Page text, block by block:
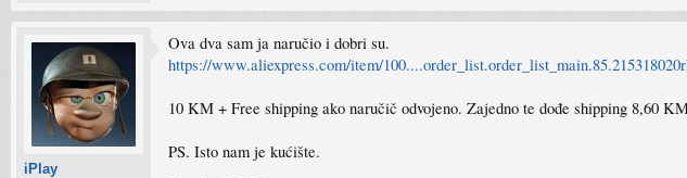
iPlay
Ova dva sam ja naručio i dobri su.
https://www.aliexpress.com/item/
10 KM + Free shipping ako naručič odvojeno. Zajedno te dođe shipping 8,60
PS. Isto nam je kućište.